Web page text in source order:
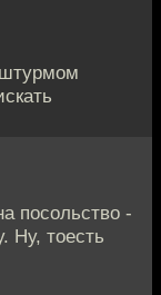
посольство -
Ну, тоесть